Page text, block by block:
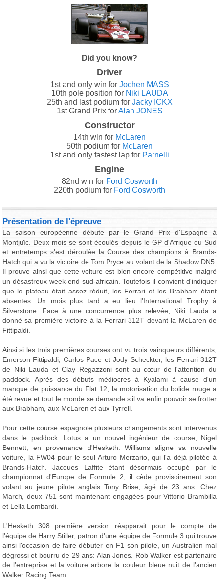
Did you know?
Driver
1st and only win for Jochen MASS
10th pole position for Niki LAUDA
25th and last podium for Jacky ICKX
1st Grand Prix forAlan JONES
Constructor
14th win for McLaren
50th podium for McLaren
1st and only fastest lap for Parnelli
Engine
82nd win for Ford Cosworth
220th podium for Ford Cosworth
Présentation de l'épreuve
La saison européenne débute par le Grand Prix d'Espagne à
Montjuïc. Deux mois se sont écoulés depuis le GP d'Afrique du Sud
et entretemps s'est déroulée la Course des champions à Brands-
Hatch qui a vu la victoire de Tom Pryce au volant de la Shadow DN5.
Il prouve ainsi que cette voiture est bien encore compétitive malgré
un désastreux week-end sud-africain. Toutefois il convient d'indiquer
que le plateau était assez réduit, les Ferrari et les Brabham étant
absentes. Un mois plus tard a eu lieu l'International Trophy à
Silverstone. Face à une concurrence plus relevée, Niki Lauda a
donné sa première victoire à la Ferrari 312T devant la McLaren de
Fittipaldi.
Ainsi si les trois premières courses ont vu trois vainqueurs différents,
Emerson Fittipaldi, Carlos Pace et Jody Scheckter, les Ferrari 312T
de Niki Lauda et Clay Regazzoni sont au cœur de l'attention du
paddock. Après des débuts médiocres à Kyalami à cause d'un
manque de puissance du Flat 12, la motorisation du bolide rouge a
été revue et tout le monde se demande s'il va enfin pouvoir se frotter
aux Brabham, aux McLaren et aux Tyrrell.
Pour cette course espagnole plusieurs changements sont intervenus
dans le paddock. Lotus a un nouvel ingénieur de course, Nigel
Bennett, en provenance d'Hesketh. Williams aligne sa nouvelle
voiture, la FW04 pour le seul Arturo Merzario, qui l'a déjà pilotée à
Brands-Hatch. Jacques Laffite étant désormais occupé par le
championnat d'Europe de Formule 2, il cède provisoirement son
volant au jeune pilote anglais Tony Brise, âgé de 23 ans. Chez
March, deux 751 sont maintenant engagées pour Vittorio Brambilla
et Lella Lombardi.
L'Hesketh 308 première version réapparait pour le compte de
l'équipe de Harry Stiller, patron d'une équipe de Formule 3 qui trouve
ainsi l'occasion de faire débuter en F1 son pilote, un Australien mal
dégrossi et bourru de 29 ans: Alan Jones. Rob Walker est partenaire
de l'entreprise et la voiture arbore la couleur bleue nuit de l'ancien
Walker Racing Team.